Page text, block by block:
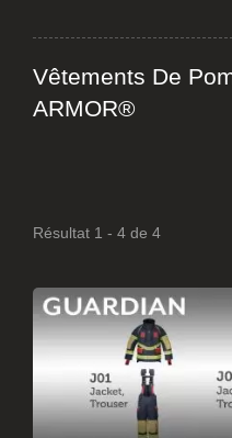
Vêtements De
ARMOR®
Résultat 1 - 4 de 4